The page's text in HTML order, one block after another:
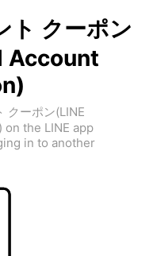
ト クーポン
Account
クーポン(LINE
the LINE app
in to another